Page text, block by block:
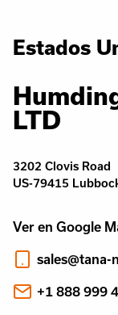
Estados
LTD
3202 Clovis Road
US-79415
Ver en Google
sales@tana-
+1 888 999